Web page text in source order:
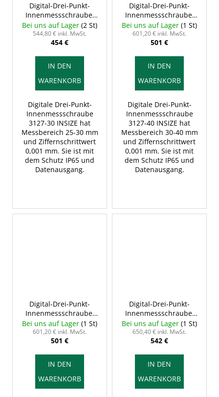
Digital-Drei-Punkt-
Innenmessschraube,
25-30/0,001 mm, Typ C,
INSIZE 3127-30
Bei uns auf Lager (2 St)
544,80 € inkl. MwSt.
454 €
IN DEN
WARENKORB
Digitale Drei-Punkt-
Innenmessschraube
3127-30 INSIZE hat
Messbereich 25-30 mm
und Ziffernschrittwert
0,001 mm. Sie ist mit
dem Schutz IP65 und
Datenausgang.
Digital-Drei-Punkt-
Innenmessschraube,
30-40/0,001 mm, Typ C,
INSIZE 3127-40
Bei uns auf Lager (1 St)
601,20 € inkl. MwSt.
501 €
IN DEN
WARENKORB
Digitale Drei-Punkt-
Innenmessschraube
3127-40 INSIZE hat
Messbereich 30-40 mm
und Ziffernschrittwert
0,001 mm. Sie ist mit
dem Schutz IP65 und
Datenausgang.
Digital-Drei-Punkt-
Innenmessschraube,
40-50/0,001 mm, Typ C,
INSIZE 3127-50
Bei uns auf Lager (1 St)
601,20 € inkl. MwSt.
501 €
IN DEN
WARENKORB
Digital-Drei-Punkt-
Innenmessschraube,
50-63/0,001 mm, Typ D,
INSIZE 3127-63
Bei uns auf Lager (1 St)
650,40 € inkl. MwSt.
542 €
IN DEN
WARENKORB